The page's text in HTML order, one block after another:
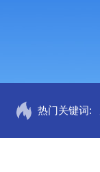
热门关键词: